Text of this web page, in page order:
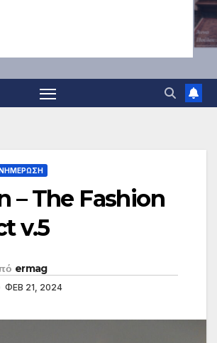
– The Fashion
v.5
ermag
ΦΕΒ 21, 2024